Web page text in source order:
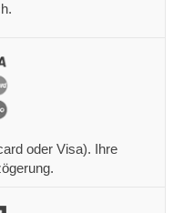
oder Visa). Ihre